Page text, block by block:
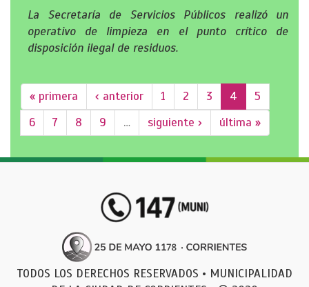
La Secretaría de Servicios Públicos realizó un
operativo de limpieza en el punto crítico de
disposición ilegal de residuos.
« primera ‹ anterior 1 2 3 4
5
6
7 8 9 … siguiente › última »
TODOS LOS DERECHOS RESERVADOS • MUNICIPALIDAD